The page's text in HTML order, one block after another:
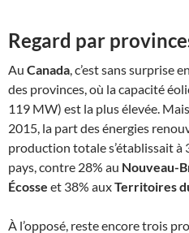
Regard par
Au Canada, c’est sans surprise en
des provinces, où la capacité
119 MW) est la plus élevée.
2015, la part des énergies
production totale s’établissait à
pays, contre 28% au Nouveau-
Écosse et 38% auxTerritoires
À l’opposé, reste encore trois